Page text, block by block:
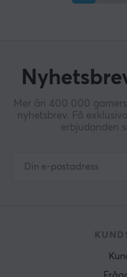
Mer än 400 000
nyhetsbrev. Få
erbjudanden